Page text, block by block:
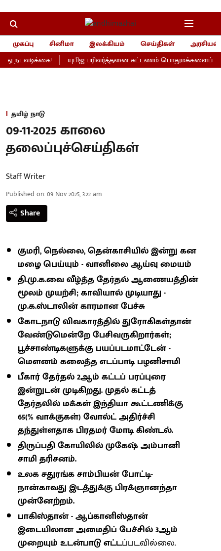
முகப்பு சினிமா இலக்கியம் செய்திகள்
அரசியல்
நடவடிக்கை!
யுபிஐ பரிவர்த்தனை கட்டணம் பொதுமக்களைப்
தமிழ் நாடு
09-11-2025 காலை
தலைப்புச்செய்திகள்
Staff Writer
Published on:09 Nov 2025, 3:22 am
Share
குமரி, நெல்லை, தென்காசியில் இன்று கன
மழை பெய்யும் - வானிலை ஆய்வு மையம்
தி.மு.க.வை வீழ்த்த தேர்தல் ஆணையத்தின்
மூலம் முயற்சி; காவியால் முடியாது -
மு.க.ஸ்டாலின் காரமான பேச்சு
கோடநாடு விவகாரத்தில் துரோகிகள்தான்
வேண்டுமென்றே பேசிவருகிறார்கள்;
பூச்சாண்டிகளுக்கு பயப்படமாட்டேன் -
மௌனம் கலைத்த எடப்பாடி பழனிசாமி
பீகார் தேர்தல் 2ஆம் கட்டப் பரப்புரை
இன்றுடன் முடிகிறது. முதல் கட்டத்
தேர்தலில் மக்கள் இந்தியா கூட்டணிக்கு
65(% வாக்குகள்) வோல்ட் அதிர்ச்சி
தந்துள்ளதாக பிரதமர் மோடி கிண்டல்.
திருப்பதி கோயிலில் முகேஷ் அம்பானி
சாமி தரிசனம்.
உலக சதுரங்க சாம்பியன் போட்டி-
நான்காவது இடத்துக்கு பிரக்ஞானந்தா
முன்னேற்றம்.
பாகிஸ்தான் - ஆப்கானிஸ்தான்
இடையிலான அமைதிப் பேச்சில் 3ஆம்
முறையும் உடன்பாடு எட்டப்படவில்லை.